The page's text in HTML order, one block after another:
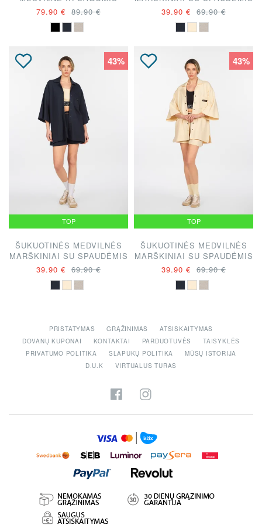
"DIANA VAPSVE"
79.90 € 89.90 €
"DIANA VAPSVĖ"
39.90 € 69.90 €
43%
TOP
ŠUKUOTINĖS MEDVILNĖS
MARŠKINIAI SU SPAUDĖMIS
"DIANA VAPSVĖ"
39.90 € 69.90 €
43%
TOP
ŠUKUOTINĖS MEDVILNĖS
MARŠKINIAI SU SPAUDĖMIS
"DIANA VAPSVĖ"
39.90 € 69.90 €
PRISTATYMAS GRĄŽINIMAS
ATSISKAITYMAS
DOVANŲ KUPONAI
KONTAKTAI PARDUOTUVĖS
TAISYKLĖS
PRIVATUMO POLITIKA
SLAPUKŲ POLITIKA
MŪSŲ ISTORIJA
D.U.K
VIRTUALUS TURAS